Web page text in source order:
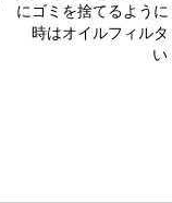
にゴミを捨てるよう
時はオイルフィル
い